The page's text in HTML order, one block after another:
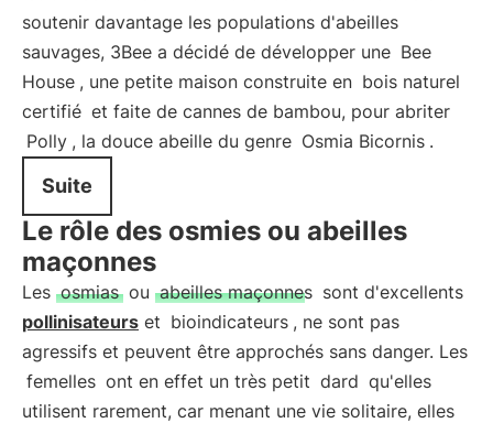
soutenir davantage les populations d'abeilles
sauvages, 3Bee a décidé de développer une Bee
House , une petite maison construite en bois naturel
certifié et faite de cannes de bambou, pour abriter
Polly , la douce abeille du genre Osmia Bicornis .
Suite
Le rôle des osmies ou abeilles
maçonnes
Les osmias ou abeilles maçonnes sont d'excellents
pollinisateurs et bioindicateurs , ne sont pas
agressifs et peuvent être approchés sans danger. Les
femelles ont en effet un très petit dard qu'elles
utilisent rarement, car menant une vie solitaire, elles